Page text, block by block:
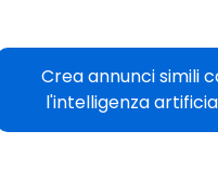
Crea annunci simili
l'intelligenza